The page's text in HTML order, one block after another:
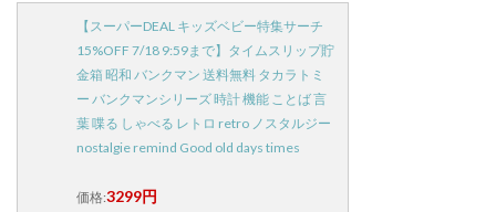
【スーパーDEAL キッズベビー特集サーチ
15%OFF 7/18 9:59まで】タイムスリップ貯
金箱 昭和 バンクマン 送料無料 タカラトミ
ー バンクマンシリーズ 時計 機能 ことば 言
葉 喋る しゃべる レトロ retro ノスタルジー
nostalgie remind Good old days times
価格:3299円